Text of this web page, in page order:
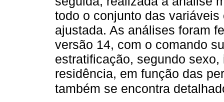
todo o conjunto das
ajustada. As análises foram
versão 14, com o comando
estratificação, segundo
residência, em função das
também se encontra